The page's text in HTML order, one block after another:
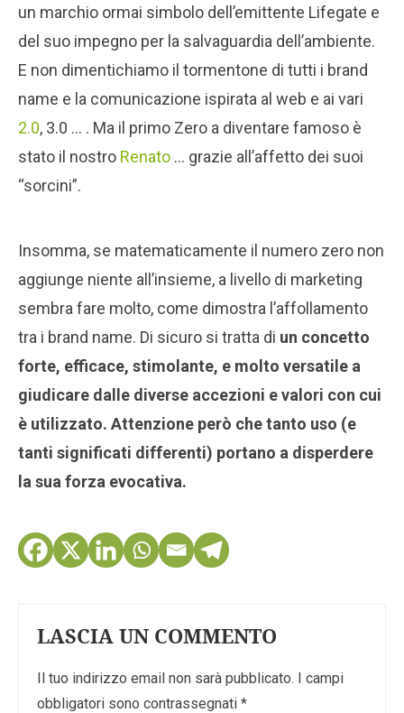
un marchio ormai simbolo dell’emittente Lifegate e
del suo impegno per la salvaguardia dell’ambiente.
E non dimentichiamo il tormentone di tutti i brand
name e la comunicazione ispirata al web e ai vari
2.0, 3.0 … . Ma il primo Zero a diventare famoso è
stato il nostro Renato … grazie all’affetto dei suoi
“sorcini”.
Insomma, se matematicamente il numero zero non
aggiunge niente all’insieme, a livello di marketing
sembra fare molto, come dimostra l’affollamento
tra i brand name. Di sicuro si tratta di un concetto
forte, efficace, stimolante, e molto versatile a
giudicare dalle diverse accezioni e valori con cui
è utilizzato. Attenzione però che tanto uso (e
tanti significati differenti) portano a disperdere
la sua forza evocativa.
LASCIA UN COMMENTO
Il tuo indirizzo email non sarà pubblicato. I campi
obbligatori sono contrassegnati *